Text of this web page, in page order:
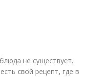
не существует.
свой рецепт, где в